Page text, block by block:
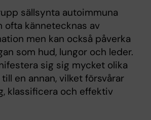
sällsynta autoimmuna
ofta kännetecknas av
men kan också påverka
som hud, lungor och leder.
sig sig mycket olika
en annan, vilket försvårar
klassificera och effektiv